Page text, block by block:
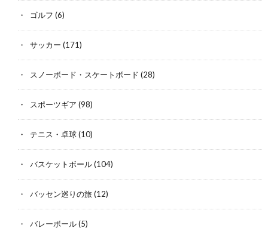
ゴルフ (6)
サッカー (171)
スノーボード・スケートボード (28)
スポーツギア (98)
テニス・卓球(10)
バスケットボール(104)
バッセン巡りの旅(12)
バレーボール(5)